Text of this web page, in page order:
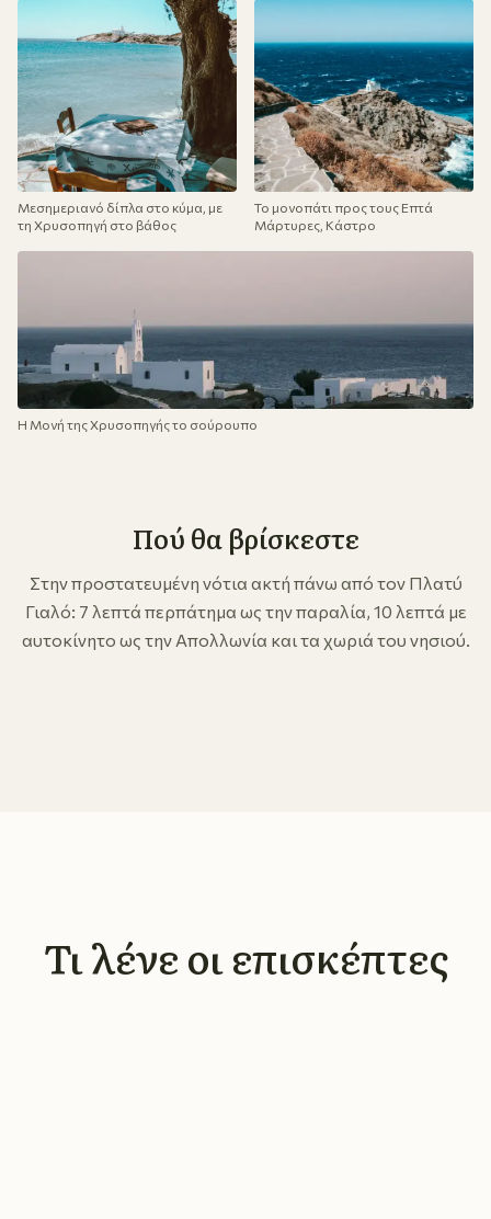
Μεσημεριανό δίπλα στο κύμα, με
τη Χρυσοπηγή στο βάθος
Το μονοπάτι προς τους Επτά
Μάρτυρες, Κάστρο
Η Μονή της Χρυσοπηγής το σούρουπο
Πού θα βρίσκεστε
Στην προστατευμένη νότια ακτή πάνω από τον Πλατύ
Γιαλό: 7 λεπτά περπάτημα ως την παραλία, 10 λεπτά με
αυτοκίνητο ως την Απολλωνία και τα χωριά του νησιού.
Τι λένε οι επισκέπτες